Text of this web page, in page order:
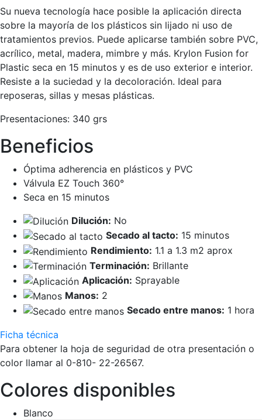
Su nueva tecnología hace posible la aplicación directa
sobre la mayoría de los plásticos sin lijado ni uso de
tratamientos previos. Puede aplicarse también sobre PVC,
acrílico, metal, madera, mimbre y más. Krylon Fusion for
Plastic seca en 15 minutos y es de uso exterior e interior.
Resiste a la suciedad y la decoloración. Ideal para
reposeras, sillas y mesas plásticas.
Presentaciones: 340 grs
Beneficios
Óptima adherencia en plásticos y PVC
Válvula EZ Touch 360°
Seca en 15 minutos
Dilución: No
Secado al tacto: 15 minutos
Rendimiento: 1.1 a 1.3 m2 aprox
Terminación: Brillante
Aplicación: Sprayable
Manos: 2
Secado entre manos: 1 hora
Ficha técnica
Para obtener la hoja de seguridad de otra presentación o
color llamar al 0-810- 22-26567.
Colores disponibles
Blanco